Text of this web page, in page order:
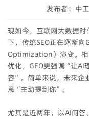
发布者：中
现如今，互联网大数据
下，传统SEO正在逐渐
Optimization）演变。相
优化，GEO更强调“让AI
容”。简单来说，未来企
意“主动提到你”。
尤其是近两年，以AI问